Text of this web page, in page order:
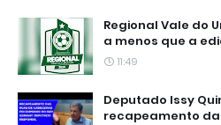
Regional Vale do
a menos que a
11:49
Deputado Issy
recapeamento